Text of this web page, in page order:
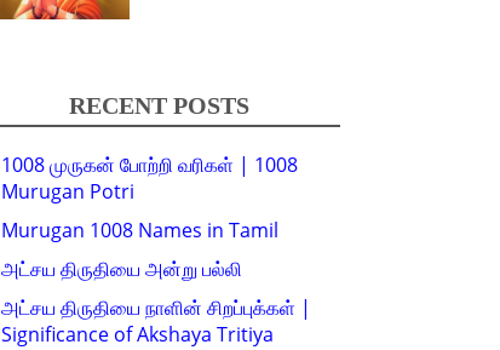
RECENT POSTS
1008 முருகன் போற்றி வரிகள் | 1008
Murugan Potri
Murugan 1008 Names in Tamil
அட்சய திருதியை அன்று பல்லி
அட்சய திருதியை நாளின் சிறப்புக்கள் |
Significance of Akshaya Tritiya